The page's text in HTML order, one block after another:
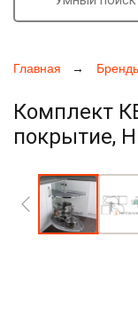
Главная
Комплект
покрытие,